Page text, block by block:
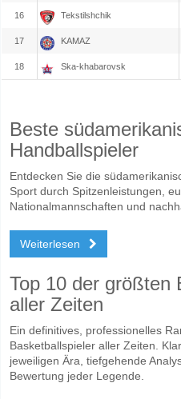
16 Tekstilshchik
17 KAMAZ
18 Ska-khabarovsk
Beste
Handballspieler
Entdecken Sie die
Sport durch Spitzenleistungen,
Nationalmannschaften und
Weiterlesen
Top 10 der größten
aller Zeiten
Ein definitives, professionelles
Basketballspieler aller Zeiten.
jeweiligen Ära, tiefgehende
Bewertung jeder Legende.